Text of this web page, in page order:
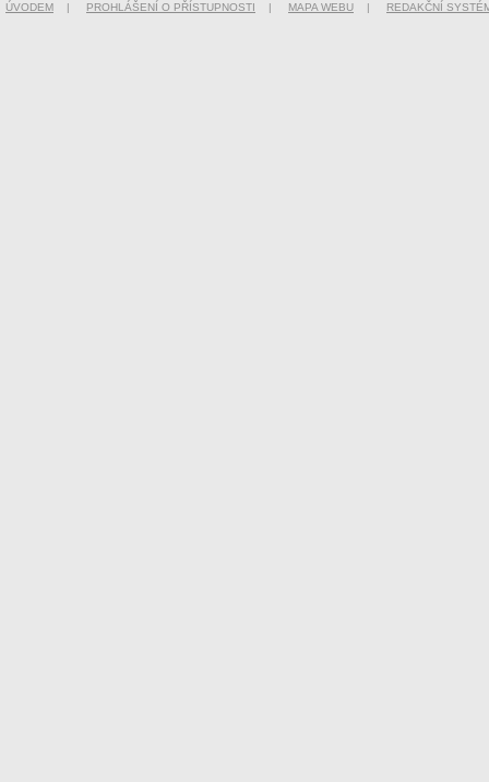
ÚVODEM | PROHLÁŠENÍ O PŘÍSTUPNOSTI | MAPA WEBU | REDAKČNÍ